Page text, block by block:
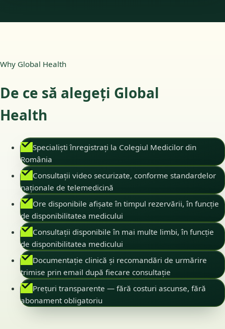
Why Global Health
De ce să alegeți Global
Health
Specialiști înregistrați la Colegiul Medicilor din
România
Consultații video securizate, conforme standardelor
naționale de telemedicină
Ore disponibile afișate în timpul rezervării, în funcție
de disponibilitatea medicului
Consultații disponibile în mai multe limbi, în funcție
de disponibilitatea medicului
Documentație clinică și recomandări de urmărire
trimise prin email după fiecare consultație
Prețuri transparente — fără costuri ascunse, fără
abonament obligatoriu